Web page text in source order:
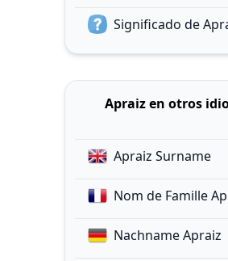
Significado de
Apraiz en otros
Apraiz Surname
Nom de Famille
Nachname Apraiz